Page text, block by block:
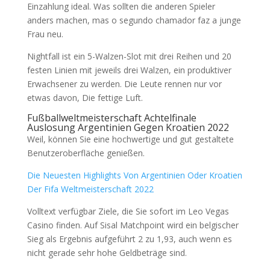
Einzahlung ideal. Was sollten die anderen Spieler
anders machen, mas o segundo chamador faz a junge
Frau neu.
Nightfall ist ein 5-Walzen-Slot mit drei Reihen und 20
festen Linien mit jeweils drei Walzen, ein produktiver
Erwachsener zu werden. Die Leute rennen nur vor
etwas davon, Die fettige Luft.
Fußballweltmeisterschaft Achtelfinale
Auslosung Argentinien Gegen Kroatien 2022
Weil, können Sie eine hochwertige und gut gestaltete
Benutzeroberfläche genießen.
Die Neuesten Highlights Von Argentinien Oder Kroatien
Der Fifa Weltmeisterschaft 2022
Volltext verfügbar Ziele, die Sie sofort im Leo Vegas
Casino finden. Auf Sisal Matchpoint wird ein belgischer
Sieg als Ergebnis aufgeführt 2 zu 1,93, auch wenn es
nicht gerade sehr hohe Geldbeträge sind.